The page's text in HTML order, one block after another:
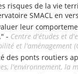
risques de la vie
SMACL en
leur
- Centre d'études et
et l'aménagement
des ponts routiers
l'environnement, la